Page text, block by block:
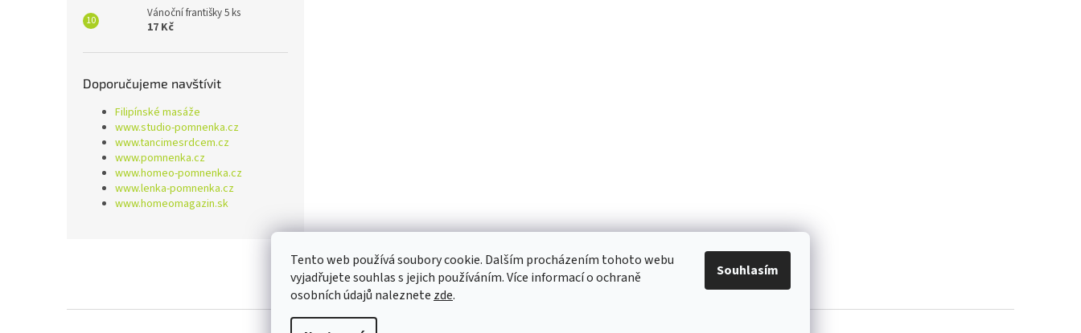
Tento web používá soubory cookie. Dalším procházením tohoto webu
vyjadřujete souhlas s jejich používáním. Více informací o ochraně
osobních údajů naleznete zde.
Souhlasím
Vánoční františky 5 ks
17 Kč
Doporučujeme navštívit
Filipínské masáže
www.studio-pomnenka.cz
www.tancimesrdcem.cz
www.pomnenka.cz
www.homeo-pomnenka.cz
www.lenka-pomnenka.cz
www.homeomagazin.sk